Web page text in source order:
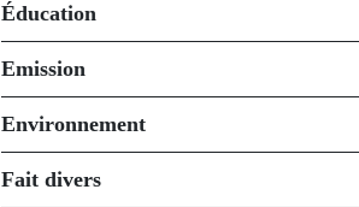
Éducation
Emission
Environnement
Fait divers